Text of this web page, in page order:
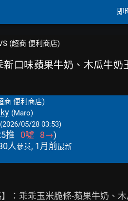
即
(超商 便利商店)
新口味蘋果牛奶、木瓜牛奶
商 便利商店)
(Maro)
(2026/05/28 03:53)
推 0噓 8→)
人參與, 1月前最新
】：乖乖玉米脆條-蘋果牛奶、